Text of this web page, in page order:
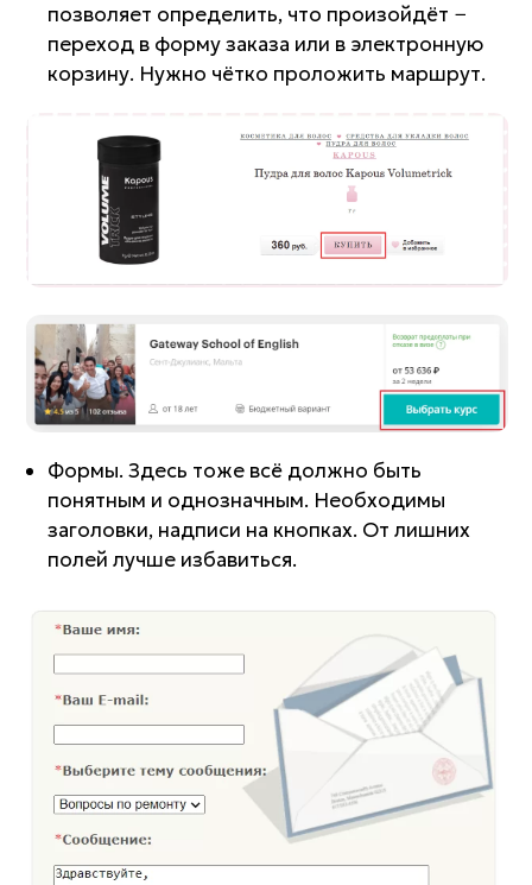
позволяет определить, что произойдёт −
переход в форму заказа или в электронную
корзину. Нужно чётко проложить маршрут.
Формы. Здесь тоже всё должно быть
понятным и однозначным. Необходимы
заголовки, надписи на кнопках. От лишних
полей лучше избавиться.